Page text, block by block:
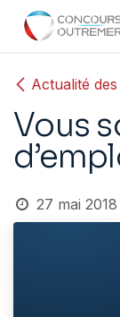
Se rendre au
Actualité
Vous
27 mai 2018